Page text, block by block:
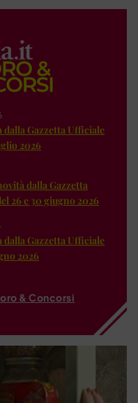
Gazzetta Ufficiale
2026
dalla Gazzetta
26 e 30 giugno 2026
Gazzetta Ufficiale
2026
& Concorsi